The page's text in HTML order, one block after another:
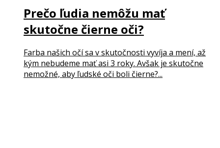
Prečo ľudia nemôžu mať
skutočne čierne oči?
Farba našich očí sa v skutočnosti vyvíja a mení, až
kým nebudeme mať asi 3 roky. Avšak je skutočne
nemožné, aby ľudské oči boli čierne?...